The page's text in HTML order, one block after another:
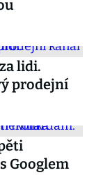
lidi.
prodejní
Googlem